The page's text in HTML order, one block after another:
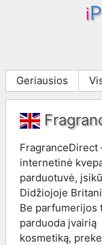
i
Geriausios
FragranceDirect
internetinė
parduotuvė,
Didžiojoje
Be parfumerijos
parduoda įvairią
kosmetiką,